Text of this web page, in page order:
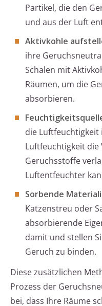
Partikel, die den
und aus der Luft
Aktivkohle
ihre
Schalen mit
Räumen, um die
absorbieren.
die Luftfeuchtigkeit
Luftfeuchtigkeit
Geruchsstoffe
Luftentfeuchter
Sorbende
Katzenstreu oder
absorbierende
damit und stellen
Geruch zu binden.
Diese zusätzlichen
Prozess der
bei, dass Ihre Räume